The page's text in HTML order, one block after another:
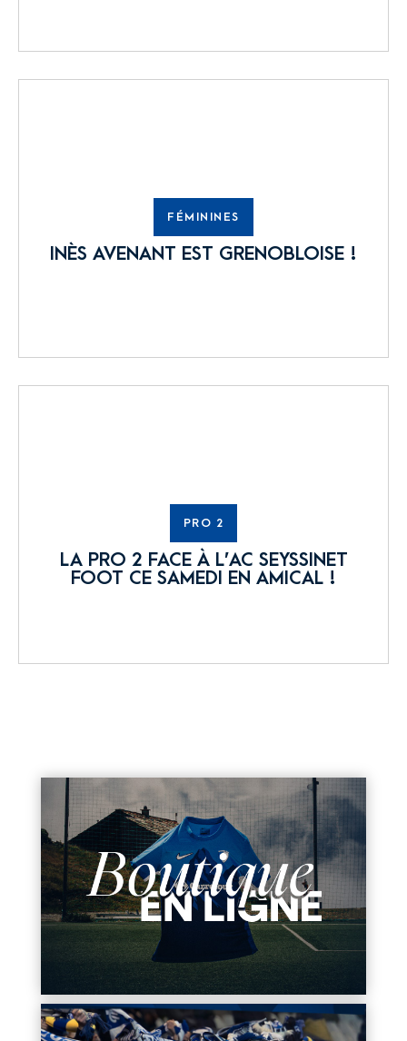
FÉMININES
INÈS AVENANT EST GRENOBLOISE !
PRO 2
LA PRO 2 FACE À L’AC SEYSSINET
FOOT CE SAMEDI EN AMICAL !